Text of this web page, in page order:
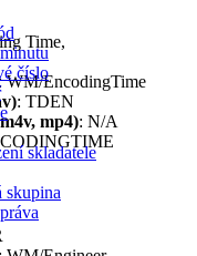
číslo
skladatele
skupina
Time,
WM/EncodingTime
: TDEN
mp4): N/A